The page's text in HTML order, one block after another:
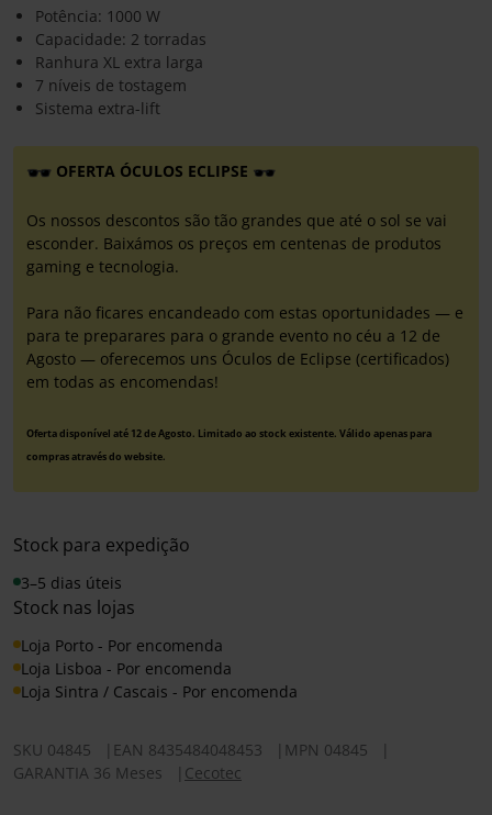
Potência: 1000 W
Capacidade: 2 torradas
Ranhura XL extra larga
7 níveis de tostagem
Sistema extra-lift
OFERTA ÓCULOS ECLIPSE
Os nossos descontos são tão grandes que até o sol se vai
esconder. Baixámos os preços em centenas de produtos
gaming e tecnologia.
Para não ficares encandeado com estas oportunidades — e
para te preparares para o grande evento no céu a 12 de
Agosto — oferecemos uns Óculos de Eclipse (certificados)
em todas as encomendas!
Oferta disponível até 12 de Agosto. Limitado ao stock existente. Válido apenas para
compras através do website.
Stock para expedição
3–5 dias úteis
Stock nas lojas
Loja Porto - Por encomenda
Loja Lisboa - Por encomenda
Loja Sintra / Cascais - Por encomenda
SKU 04845 EAN 8435484048453 MPN 04845
GARANTIA 36 Meses
Cecotec